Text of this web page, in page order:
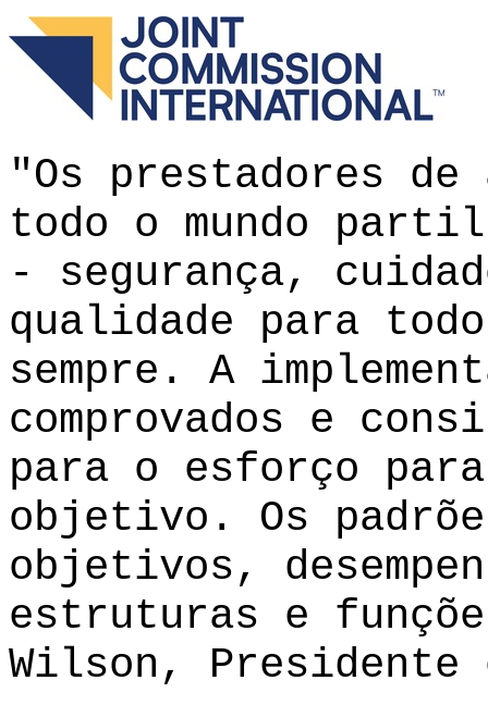
"Os prestadores de
todo o mundo
- segurança,
qualidade para
sempre. A
comprovados e
para o esforço
objetivo. Os
objetivos,
estruturas e
Wilson, Presidente